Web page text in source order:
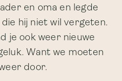
en oma en legde
hij niet wil vergeten.
je ook weer nieuwe
Want we moeten
door.